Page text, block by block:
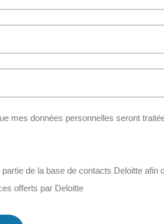
mes données personnelles seront
de la base de contacts Deloitte
offerts par Deloitte